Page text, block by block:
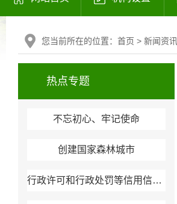
您当前所在的位置： 首页 > 新闻资讯
热点专题
不忘初心、牢记使命
创建国家森林城市
行政许可和行政处罚等信用信息公开